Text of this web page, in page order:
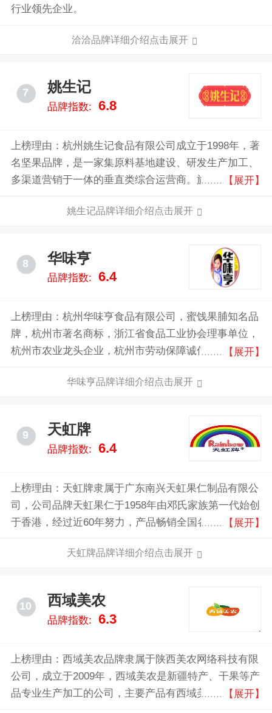
行业领先企业。
洽洽品牌详细介绍点击展开
7 姚生记
品牌指数: 6.8
上榜理由：杭州姚生记食品有限公司成立于1998年，著
名坚果品牌，是一家集原料基地建设、研发生产加工、
多渠道营销于一体的垂直类综合运营商。旗下主营瓜
【展开】
姚生记品牌详细介绍点击展开
8 华味亨
品牌指数: 6.4
上榜理由：杭州华味亨食品有限公司，蜜饯果脯知名品
牌，杭州市著名商标，浙江省食品工业协会理事单位，
杭州市农业龙头企业，杭州市劳动保障诚信师范单位，
的现代化民营企业。
【展开】
华味亨品牌详细介绍点击展开
9 天虹牌
品牌指数: 6.4
上榜理由：天虹牌隶属于广东南兴天虹果仁制品有限公
司，公司品牌天虹果仁于1958年由邓氏家族第一代始创
于香港，经过近60年努力，产品畅销全国各地以及欧、
心果、夏威夷果、巴旦木、碧根果、鲍鱼果、核桃、腰
品，既有自营产销也有代工生产。
【展开】
天虹牌品牌详细介绍点击展开
10 西域美农
品牌指数: 6.3
上榜理由：西域美农品牌隶属于陕西美农网络科技有限
公司，成立于2009年，西域美农是新疆特产、干果等产
品专业生产加工的公司，主要产品有西域美农红枣、核
【展开】